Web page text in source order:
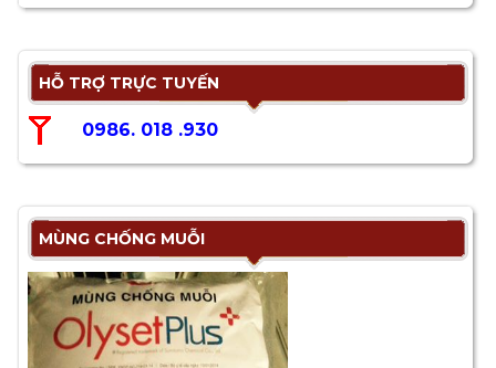
HỖ TRỢ TRỰC TUYẾN
0986. 018 .930
MÙNG CHỐNG MUỖI